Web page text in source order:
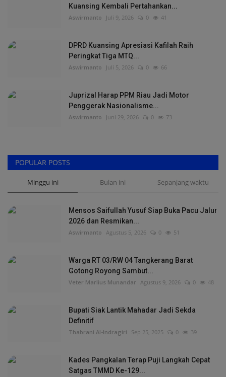
Kuansing Kembali Pertahankan...
Aswirmanto Juli 9, 2026 0 41
DPRD Kuansing Apresiasi Kafilah Raih
Peringkat Tiga MTQ...
Aswirmanto Juli 5, 2026 0 66
Juprizal Harap PPM Riau Jadi Motor
Penggerak Nasionalisme...
Aswirmanto Juni 29, 2026 0 73
POPULAR POSTS
Minggu ini Bulan ini Sepanjang waktu
Mensos Saifullah Yusuf Siap Buka Pacu Jalur
2026 dan Resmikan...
Aswirmanto Agustus 5, 2026 0 51
Warga RT 03/RW 04 Tangkerang Barat
Gotong Royong Sambut...
Veter Marlius Munandar Agustus 9, 2026 0 48
Bupati Siak Lantik Mahadar Jadi Sekda
Definitif
Thabrani Al-Indragiri Sep 25, 2025 0 39
Kades Pangkalan Terap Puji Langkah Cepat
Satgas TMMD Ke-129...